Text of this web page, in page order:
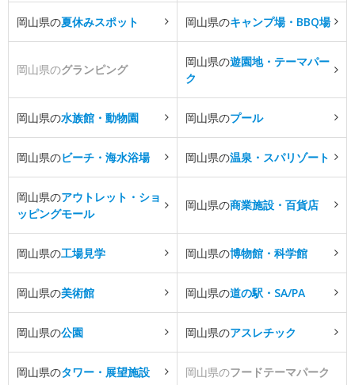
岡山県の夏休みスポット 岡山県のキャンプ場・BBQ場
岡山県のグランピング
岡山県の遊園地・テーマパー
ク
岡山県の水族館・動物園 岡山県のプール
岡山県のビーチ・海水浴場 岡山県の温泉・スパリゾート
岡山県のアウトレット・ショ
ッピングモール
岡山県の商業施設・百貨店
岡山県の工場見学 岡山県の博物館・科学館
岡山県の美術館 岡山県の道の駅・SA/PA
岡山県の公園 岡山県のアスレチック
岡山県のタワー・展望施設 岡山県のフードテーマパーク